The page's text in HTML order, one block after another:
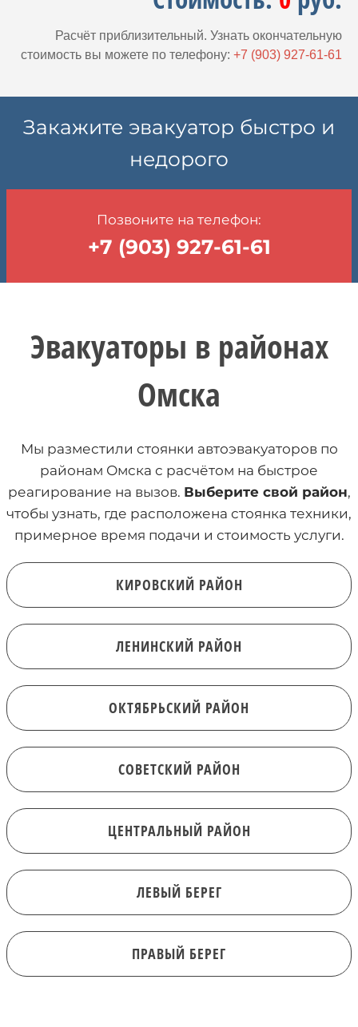
Расчёт приблизительный. Узнать окончательную
стоимость вы можете по телефону:+7 (903) 927-61-61
Закажите эвакуатор быстро и
недорого
Позвоните на телефон:
+7 (903) 927-61-61
Эвакуаторы в районах
Омска
Мы разместили стоянки автоэвакуаторов по
районам Омска с расчётом на быстрое
реагирование на вызов. Выберите свой район,
чтобы узнать, где расположена стоянка техники,
примерное время подачи и стоимость услуги.
КИРОВСКИЙ РАЙОН
ЛЕНИНСКИЙ РАЙОН
ОКТЯБРЬСКИЙ РАЙОН
СОВЕТСКИЙ РАЙОН
ЦЕНТРАЛЬНЫЙ РАЙОН
ЛЕВЫЙ БЕРЕГ
ПРАВЫЙ БЕРЕГ